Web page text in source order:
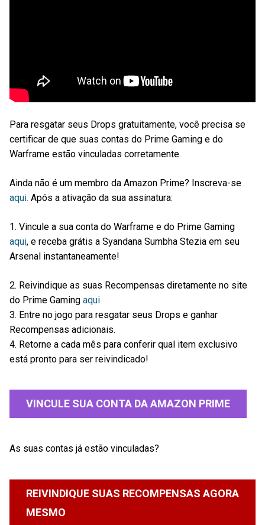
Para resgatar seus Drops gratuitamente, você precisa se
certificar de que suas contas do Prime Gaming e do
Warframe estão vinculadas corretamente.
Ainda não é um membro da Amazon Prime? Inscreva-se
aqui. Após a ativação da sua assinatura:
1. Vincule a sua conta do Warframe e do Prime Gaming
aqui, e receba grátis a Syandana Sumbha Stezia em seu
Arsenal instantaneamente!
2. Reivindique as suas Recompensas diretamente no site
do Prime Gaming aqui
3. Entre no jogo para resgatar seus Drops e ganhar
Recompensas adicionais.
4. Retorne a cada mês para conferir qual item exclusivo
está pronto para ser reivindicado!
VINCULE SUA CONTA DA AMAZON PRIME
As suas contas já estão vinculadas?
REIVINDIQUE SUAS RECOMPENSAS AGORA
MESMO